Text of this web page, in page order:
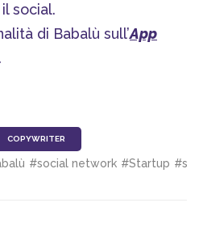
social.
di Babalù sull’App
.
COPYWRITER
#social network #Startup